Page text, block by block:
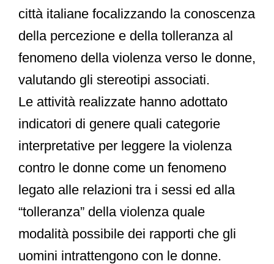
città italiane focalizzando la conoscenza
della percezione e della tolleranza al
fenomeno della violenza verso le donne,
valutando gli stereotipi associati.
Le attività realizzate hanno adottato
indicatori di genere quali categorie
interpretative per leggere la violenza
contro le donne come un fenomeno
legato alle relazioni tra i sessi ed alla
“tolleranza” della violenza quale
modalità possibile dei rapporti che gli
uomini intrattengono con le donne.